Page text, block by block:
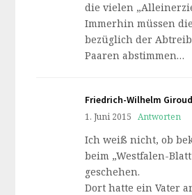
die vielen
Immerhin müssen
bezüglich der
Paaren abstimmen…
Friedrich-Wilhelm Giroud
1. Juni 2015 Antworten
Ich weiß nicht, ob
beim „Westfalen-
geschehen.
Dort hatte ein Vater